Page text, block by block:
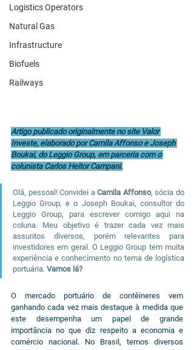
Logistics Operators
Natural Gas
Infrastructure
Biofuels
Railways
Artigo publicado originalmente no site Valor
Investe, elaborado por Camila Affonso e Joseph
Boukai, do Leggio Group, em parceria com o
colunista Carlos Heitor Campani.
Olá, pessoal! Convidei a Camila Affonso, sócia do
Leggio Group, e o Joseph Boukai, consultor do
Leggio Group, para escrever comigo aqui na
coluna. Meu objetivo é trazer cada vez mais
assuntos diversos, porém relevantes para
investidores em geral. O Leggio Group tem muita
experiência e conhecimento no tema de logística
portuária. Vamos lá?
O mercado portuário de contêineres vem
ganhando cada vez mais destaque à medida que
este desempenha um papel de grande
importância no que diz respeito a economia e
comércio nacional. No Brasil, temos diversos